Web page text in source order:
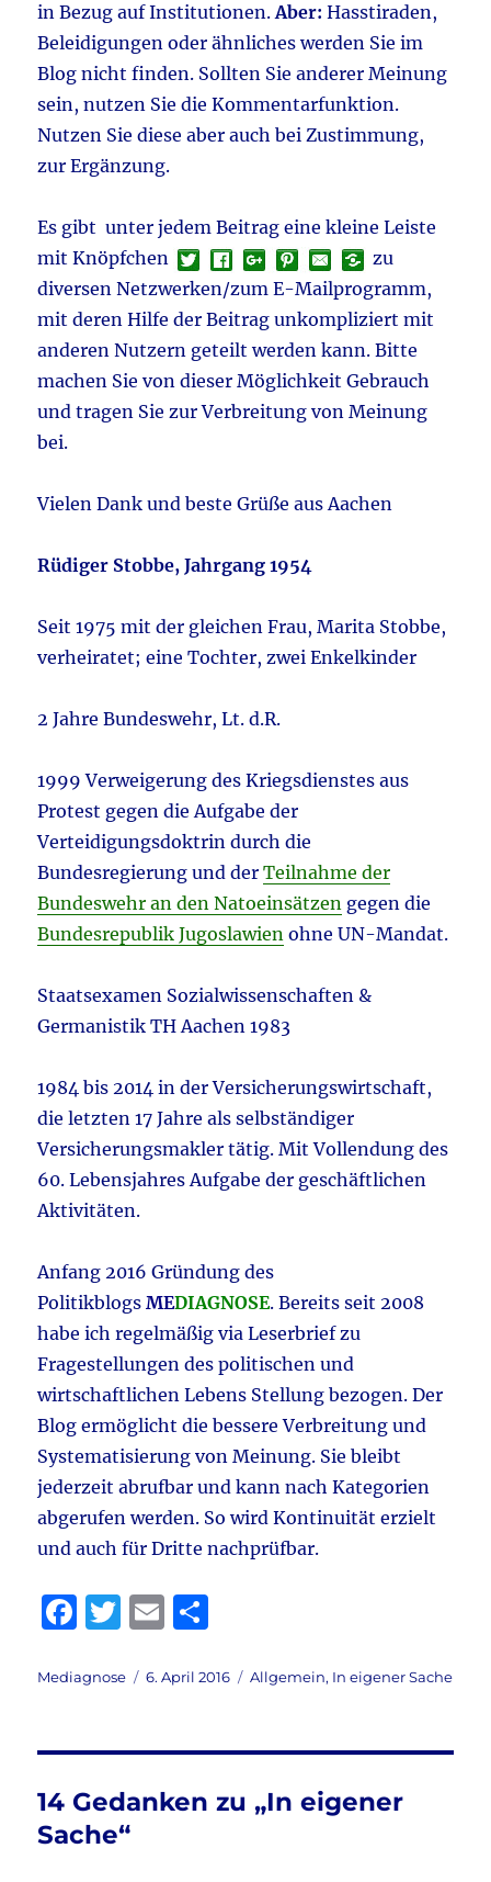
in Bezug auf Institutionen.Aber: Hasstiraden,
Beleidigungen oder ähnliches werden Sie im
Blog nicht finden. Sollten Sie anderer Meinung
sein, nutzen Sie die Kommentarfunktion.
Nutzen Sie diese aber auch bei Zustimmung,
zur Ergänzung.
Es gibt unter jedem Beitrag eine kleine Leiste
mit Knöpfchen
zu
diversen Netzwerken/zum E-Mailprogramm,
mit deren Hilfe der Beitrag unkompliziert mit
anderen Nutzern geteilt werden kann. Bitte
machen Sie von dieser Möglichkeit Gebrauch
und tragen Sie zur Verbreitung von Meinung
bei.
Vielen Dank und beste Grüße aus Aachen
Rüdiger Stobbe, Jahrgang 1954
Seit 1975 mit der gleichen Frau, Marita Stobbe,
verheiratet; eine Tochter, zwei Enkelkinder
2 Jahre Bundeswehr, Lt. d.R.
1999 Verweigerung des Kriegsdienstes aus
Protest gegen die Aufgabe der
Verteidigungsdoktrin durch die
Bundesregierung und derTeilnahme der
Bundeswehr an den Natoeinsätzen gegen die
Bundesrepublik Jugoslawien ohne UN-Mandat.
Staatsexamen Sozialwissenschaften &
Germanistik TH Aachen 1983
1984 bis 2014 in der Versicherungswirtschaft,
die letzten 17 Jahre als selbständiger
Versicherungsmakler tätig. Mit Vollendung des
60. Lebensjahres Aufgabe der geschäftlichen
Aktivitäten.
Anfang 2016 Gründung des
PolitikblogsMEDIAGNOSE. Bereits seit 2008
habe ich regelmäßig via Leserbrief zu
Fragestellungen des politischen und
wirtschaftlichen Lebens Stellung bezogen. Der
Blog ermöglicht die bessere Verbreitung und
Systematisierung von Meinung. Sie bleibt
jederzeit abrufbar und kann nach Kategorien
abgerufen werden. So wird Kontinuität erzielt
und auch für Dritte nachprüfbar.
F
c
b
o
o
k
T
it
r
E
ai le
Autor
Mediagnose
Veröffentlicht
6. April 2016 Kategorien
Allgemein, In eigener Sache
14 Gedanken zu „In eigener
Sache“